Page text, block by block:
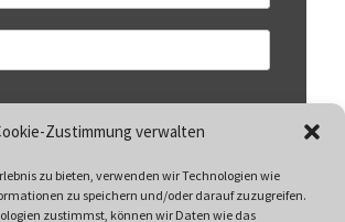
Zustimmung verwalten
zu bieten, verwenden wir Technologien wie
zu speichern und/oder darauf zuzugreifen.
zustimmst, können wir Daten wie das